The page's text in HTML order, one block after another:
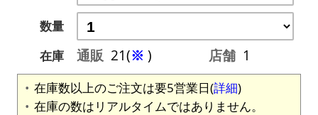
数量
在庫
通販 21(※ ) 店舗 1
在庫数以上のご注文は要5営業日(詳細)
在庫の数はリアルタイムではありません。